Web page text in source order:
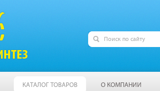
КАТАЛОГ ТОВАРОВ О КОМПАНИИ